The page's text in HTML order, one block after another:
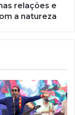
relações e
a natureza